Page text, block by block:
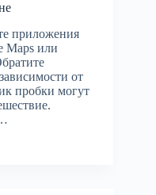
приложения
Maps или
от
пробки могут